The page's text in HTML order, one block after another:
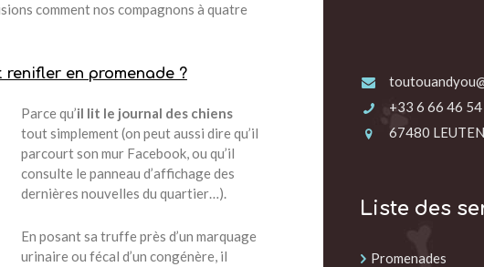
comment nos compagnons à quatre
en promenade ?
Parce qu’il lit le journal des chiens
tout simplement (on peut aussi dire qu’il
parcourt son mur Facebook, ou qu’il
consulte le panneau d’affichage des
dernières nouvelles du quartier…).
En posant sa truffe près d’un marquage
urinaire ou fécal d’un congénère, il
+33 6 66 46
67480
Liste des
Promenades